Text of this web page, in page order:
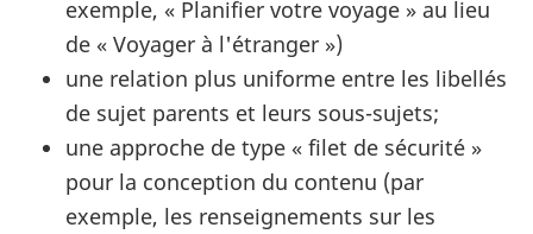
exemple, « Planifier votre voyage » au lieu
de « Voyager à l'étranger »)
une relation plus uniforme entre les libellés
de sujet parents et leurs sous-sujets;
une approche de type « filet de sécurité »
pour la conception du contenu (par
exemple, les renseignements sur les